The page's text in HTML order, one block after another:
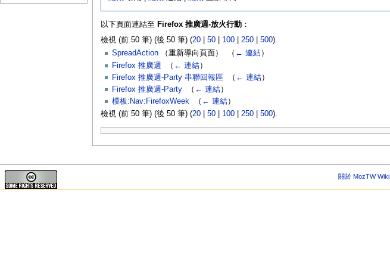
以下頁面連結至 Firefox 推廣週-放火行動：
檢視 (前 50 筆) (後 50 筆) (20| 50| 100| 250| 500).
SpreadAction（重新導向頁面） ‎ （ ← 連結）
Firefox 推廣週
（ ← 連結）
Firefox 推廣週-Party 串聯回報區‎ （ ← 連結）
Firefox 推廣週-Party‎ （ ← 連結）
模板:Nav:FirefoxWeek‎ （ ← 連結）
檢視 (前 50 筆) (後 50 筆) (20| 50| 100| 250| 500).
關於 MozTW Wiki